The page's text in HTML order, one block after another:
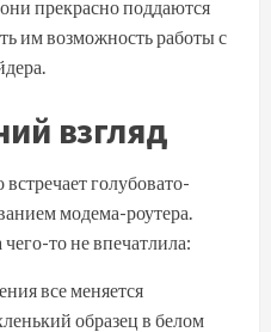
прекрасно поддаются
им возможность работы с
взгляд
голубовато-
модема-роутера.
то не впечатлила:
все меняется
образец в белом